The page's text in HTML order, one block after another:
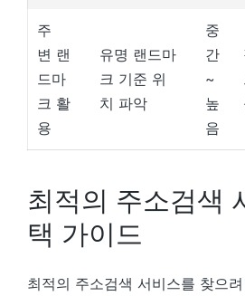
주
변 랜
드마
크 활
용
유명 랜드마
크 기준 위
치 파악
중
간
~
높
음
최적의 주소검색
택 가이드
최적의 주소검색 서비스를 찾으